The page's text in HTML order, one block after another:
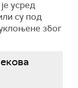
усред
су под
због